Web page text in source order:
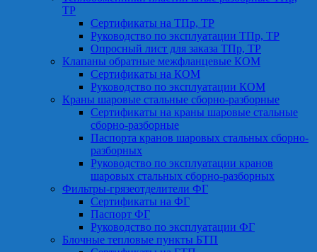
ТР
Сертификаты на ТПр, ТР
Руководство по эксплуатации ТПр, ТР
Опросный лист для заказа ТПр, ТР
Клапаны обратные межфланцевые КОМ
Сертификаты на КОМ
Руководство по эксплуатации КОМ
Краны шаровые стальные сборно-разборные
Сертификаты на краны шаровые стальные
сборно-разборные
Паспорта кранов шаровых стальных сборно-
разборных
Руководство по эксплуатации кранов
шаровых стальных сборно-разборных
Фильтры-грязеотделители ФГ
Сертификаты на ФГ
Паспорт ФГ
Руководство по эксплуатации ФГ
Блочные тепловые пункты БТП